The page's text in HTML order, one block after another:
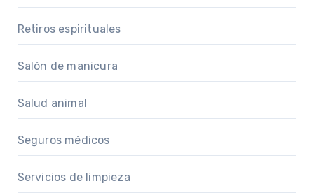
Retiros espirituales
Salón de manicura
Salud animal
Seguros médicos
Servicios de limpieza